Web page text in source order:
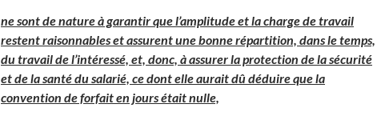
ne sont de nature à garantir que l’amplitude et la charge de travail
restent raisonnables et assurent une bonne répartition, dans le temps,
du travail de l’intéressé, et, donc, à assurer la protection de la sécurité
et de la santé du salarié, ce dont elle aurait dû déduire que la
convention de forfait en jours était nulle,